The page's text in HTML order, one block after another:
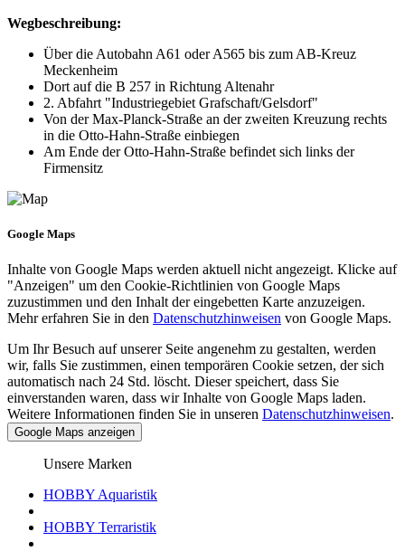
Wegbeschreibung:
Über die Autobahn A61 oder A565 bis zum AB-Kreuz
Meckenheim
Dort auf die B 257 in Richtung Altenahr
2. Abfahrt "Industriegebiet Grafschaft/Gelsdorf"
Von der Max-Planck-Straße an der zweiten Kreuzung rechts
in die Otto-Hahn-Straße einbiegen
Am Ende der Otto-Hahn-Straße befindet sich links der
Firmensitz
Google Maps
Inhalte von Google Maps werden aktuell nicht angezeigt. Klicke auf
"Anzeigen" um den Cookie-Richtlinien von Google Maps
zuzustimmen und den Inhalt der eingebetten Karte anzuzeigen.
Mehr erfahren Sie in den Datenschutzhinweisen von Google Maps.
Um Ihr Besuch auf unserer Seite angenehm zu gestalten, werden
wir, falls Sie zustimmen, einen temporären Cookie setzen, der sich
automatisch nach 24 Std. löscht. Dieser speichert, dass Sie
einverstanden waren, dass wir Inhalte von Google Maps laden.
Weitere Informationen finden Sie in unseren Datenschutzhinweisen.
Google Maps anzeigen
Unsere Marken
HOBBY Aquaristik
HOBBY Terraristik